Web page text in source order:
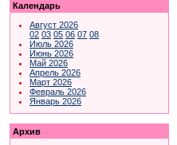
Календарь
Август 2026
02 03 05 06 07 08
Июль 2026
Июнь 2026
Май 2026
Апрель 2026
Март 2026
Февраль 2026
Январь 2026
Архив